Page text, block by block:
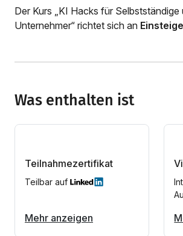
Der Kurs „KI Hacks für Selbstständige
Unternehmer“ richtet sich an
Was enthalten ist
Teilnahmezertifikat
Teilbar auf
Mehr anzeigen